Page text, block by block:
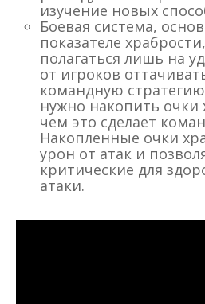
изучение новых
Боевая система,
показателе
полагаться лишь на
от игроков
командную
нужно накопить очки
чем это сделает
Накопленные очки
урон от атак и
критические для
атаки.